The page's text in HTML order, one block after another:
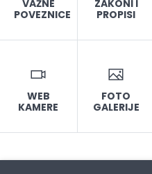
VAŽNE
POVEZNICE
ZAKONI I
PROPISI
WEB
KAMERE
FOTO
GALERIJE